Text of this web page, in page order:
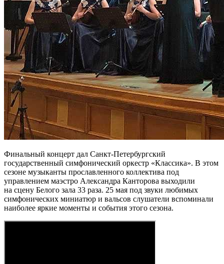
Финальный концерт дал Санкт-Петербургский
государственный симфонический оркестр «Классика». В этом
сезоне музыканты прославленного коллектива под
управлением маэстро Александра Канторова выходили
на сцену Белого зала 33 раза. 25 мая под звуки любимых
симфонических миниатюр и вальсов слушатели вспоминали
наиболее яркие моменты и события этого сезона.